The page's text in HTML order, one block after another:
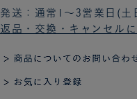
返品・交換・キャンセル
発送：通常1～3営業日(